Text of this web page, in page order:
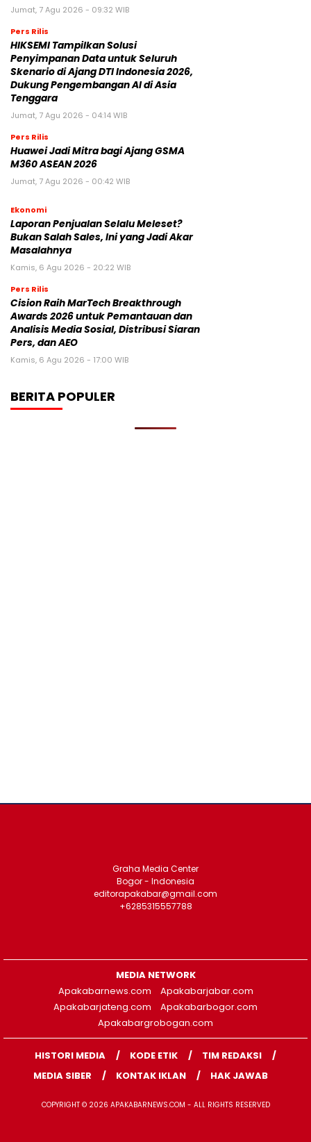
Jumat, 7 Agu 2026 - 09:32 WIB
Pers Rilis
HIKSEMI Tampilkan Solusi
Penyimpanan Data untuk Seluruh
Skenario di Ajang DTI Indonesia 2026,
Dukung Pengembangan AI di Asia
Tenggara
Jumat, 7 Agu 2026 - 04:14 WIB
Pers Rilis
Huawei Jadi Mitra bagi Ajang GSMA
M360 ASEAN 2026
Jumat, 7 Agu 2026 - 00:42 WIB
Ekonomi
Laporan Penjualan Selalu Meleset?
Bukan Salah Sales, Ini yang Jadi Akar
Masalahnya
Kamis, 6 Agu 2026 - 20:22 WIB
Pers Rilis
Cision Raih MarTech Breakthrough
Awards 2026 untuk Pemantauan dan
Analisis Media Sosial, Distribusi Siaran
Pers, dan AEO
Kamis, 6 Agu 2026 - 17:00 WIB
BERITA POPULER
Graha Media Center
Bogor - Indonesia
editorapakabar@gmail.com
+6285315557788
MEDIA NETWORK
Apakabarnews.com
Apakabarjabar.com
Apakabarjateng.com
Apakabarbogor.com
Apakabargrobogan.com
HISTORI MEDIA KODE ETIK
TIM REDAKSI
MEDIA SIBER
KONTAK IKLAN HAK JAWAB
COPYRIGHT © 2026 APAKABARNEWS.COM - ALL RIGHTS RESERVED